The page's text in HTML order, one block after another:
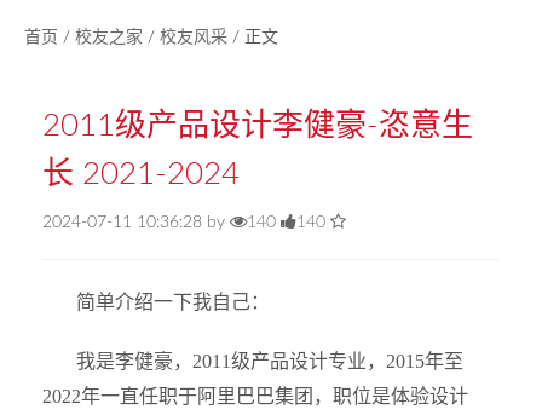
首页 / 校友之家 / 校友风采 / 正文
2011级产品设计李健豪-恣意生
长 2021-2024
2024-07-11 10:36:28 by 140 140
简单介绍一下我自己：
我是李健豪，2011级产品设计专业，2015年至
2022年一直任职于阿里巴巴集团，职位是体验设计